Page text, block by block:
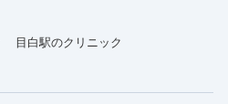
目白駅のクリニック